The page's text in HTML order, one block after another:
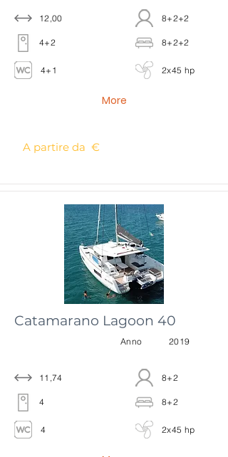
12,00
4+2
4+1
8+2+2
8+2+2
2x45 hp
More
A partire da €
Catamarano Lagoon 40
11,74
4
4
Anno 2019
8+2
8+2
2x45 hp